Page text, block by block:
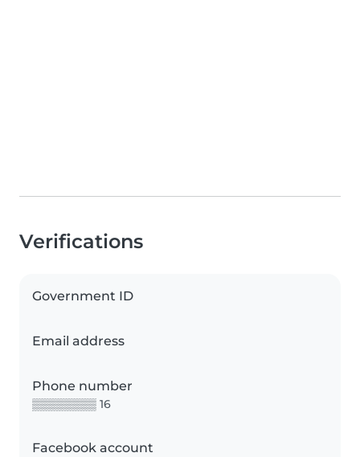
Verifications
Government ID
Email address
Phone number
▒▒▒▒▒▒▒▒ 16
Facebook account